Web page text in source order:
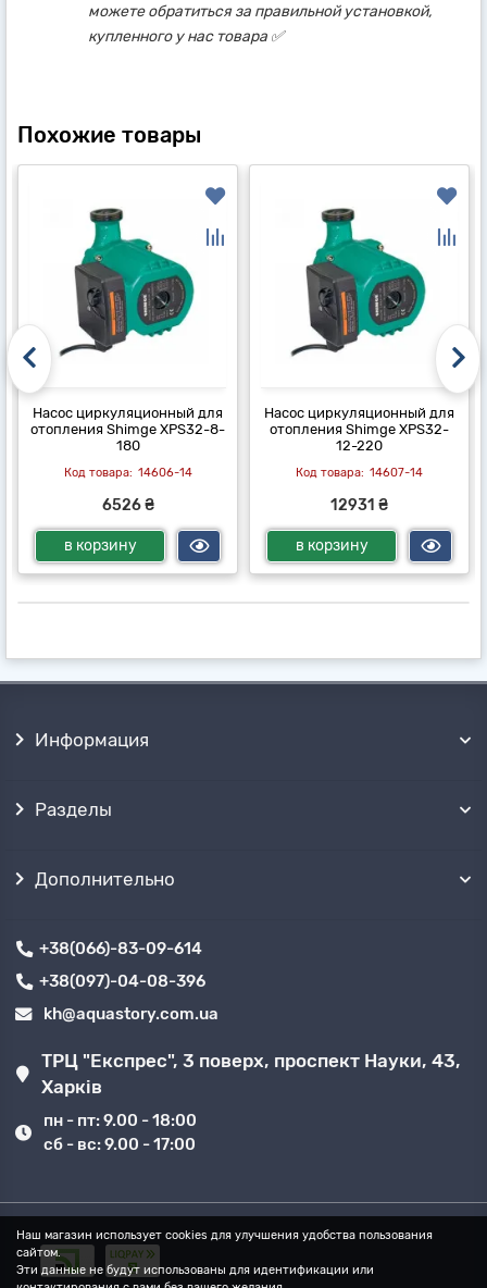
можете обратиться за правильной установкой,
купленного у нас товара ✅
Похожие товары
Насос циркуляционный для
отопления Shimge XPS32-8-
180
14606-14
6526 ₴
в корзину
Насос циркуляционный для
отопления Shimge XPS32-
12-220
14607-14
12931 ₴
в корзину
Наш магазин использует cookies для улучшения удобства пользования
сайтом.
Эти данные не будут использованы для идентификации или
Информация
Разделы
Дополнительно
+38(066)-83-09-614
+38(097)-04-08-396
kh@aquastory.com.ua
ТРЦ "Експрес", 3 поверх, проспект Науки, 43,
Харків
пн - пт: 9.00 - 18:00
сб - вс: 9.00 - 17:00